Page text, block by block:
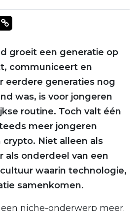
Whatsapp
via Mail
Delen via link
groeit een generatie op
communiceert en
eerdere generaties nog
was, is voor jongeren
routine. Toch valt één
meer jongeren
crypto. Niet alleen als
als onderdeel van een
waarin technologie,
samenkomen.
niche-onderwerp meer.